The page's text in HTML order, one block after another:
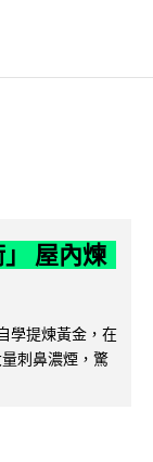
屋內煉
學提煉黃金，在
刺鼻濃煙，驚